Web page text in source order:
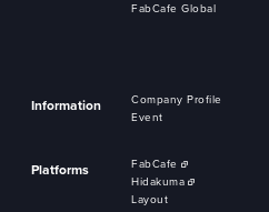
FabCafe Global
Information Company Profile
Event
Platforms FabCafe
Hidakuma
Layout